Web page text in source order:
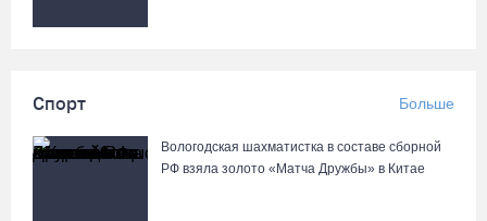
Спорт Больше
Вологодская шахматистка в составе сборной
РФ взяла золото «Матча Дружбы» в Китае